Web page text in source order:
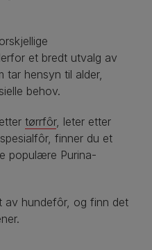
et bredt utvalg av
tar hensyn til alder,
behov.
tørrfôr, leter etter
finner du et
populære Purina-
av hundefôr, og finn det